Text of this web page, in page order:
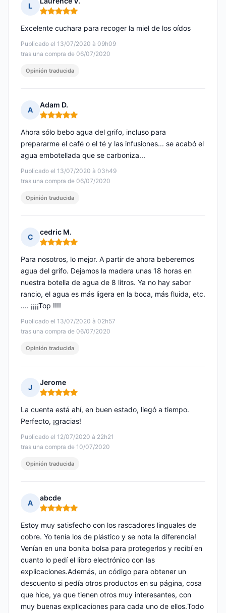
L
Nota: 5 de 5
Publicado el 13/07/2020 à 09h09
tras una compra de 06/07/2020
Excelente cuchara para recoger la miel de los oídos
Opinión traducida
A
Adam D.
Nota: 5 de 5
Publicado el 13/07/2020 à 03h49
tras una compra de 06/07/2020
Ahora sólo bebo agua del grifo, incluso para
prepararme el café o el té y las infusiones... se acabó el
agua embotellada que se carboniza...
Opinión traducida
C
cedric M.
Nota: 5 de 5
Publicado el 13/07/2020 à 02h57
tras una compra de 06/07/2020
Para nosotros, lo mejor. A partir de ahora beberemos
agua del grifo. Dejamos la madera unas 18 horas en
nuestra botella de agua de 8 litros. Ya no hay sabor
rancio, el agua es más ligera en la boca, más fluida, etc.
.... ¡¡¡¡Top !!!!
Opinión traducida
J
Jerome
Nota: 5 de 5
Publicado el 12/07/2020 à 22h21
tras una compra de 10/07/2020
La cuenta está ahí, en buen estado, llegó a tiempo.
Perfecto, ¡gracias!
Opinión traducida
A
abcde
Nota: 5 de 5
Estoy muy satisfecho con los rascadores linguales de
cobre. Yo tenía los de plástico y se nota la diferencia!
Venían en una bonita bolsa para protegerlos y recibí en
cuanto lo pedí el libro electrónico con las
explicaciones.Además, un código para obtener un
descuento si pedía otros productos en su página, cosa
que hice, ya que tienen otros muy interesantes, con
muy buenas explicaciones para cada uno de ellos.Todo